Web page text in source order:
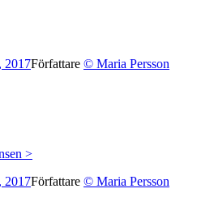
2017Författare © Maria Persson
>
2017Författare © Maria Persson